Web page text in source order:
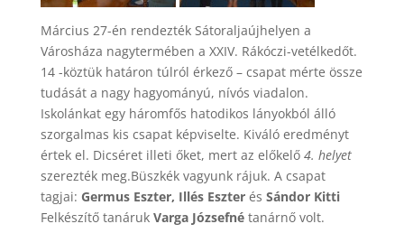
Március 27-én rendezték Sátoraljaújhelyen a
Városháza nagytermében a XXIV. Rákóczi-vetélkedőt.
14 -köztük határon túlról érkező – csapat mérte össze
tudását a nagy hagyományú, nívós viadalon.
Iskolánkat egy háromfős hatodikos lányokból álló
szorgalmas kis csapat képviselte. Kiváló eredményt
értek el. Dicséret illeti őket, mert az előkelő4. helyet
szerezték meg.Büszkék vagyunk rájuk. A csapat
tagjai: Germus Eszter, Illés Eszter és Sándor Kitti
Felkészítő tanáruk Varga Józsefnétanárnő volt.